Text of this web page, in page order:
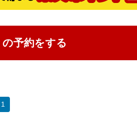
予約をする
1